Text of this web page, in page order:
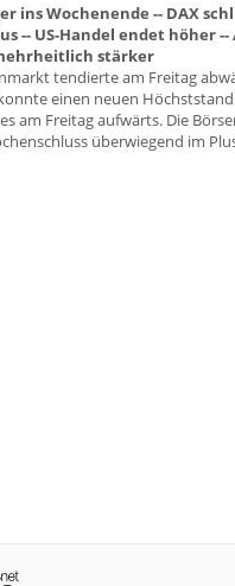
ins Wochenende -- DAX
-- US-Handel endet höher --
stärker
tendierte am Freitag
einen neuen
am Freitag aufwärts. Die
überwiegend im